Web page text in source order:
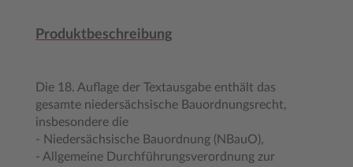
Produktbeschreibung
Die 18. Auflage der Textausgabe enthält das
gesamte niedersächsische Bauordnungsrecht,
insbesondere die
- Niedersächsische Bauordnung (NBauO),
- Allgemeine Durchführungsverordnung zur